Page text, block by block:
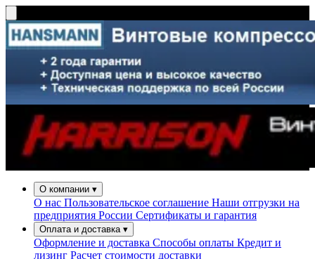
О компании ▾
О нас Пользовательское соглашение Наши отгрузки на
предприятия России Сертификаты и гарантия
Оплата и доставка ▾
Оформление и доставка Способы оплаты Кредит и
лизинг Расчет стоимости доставки